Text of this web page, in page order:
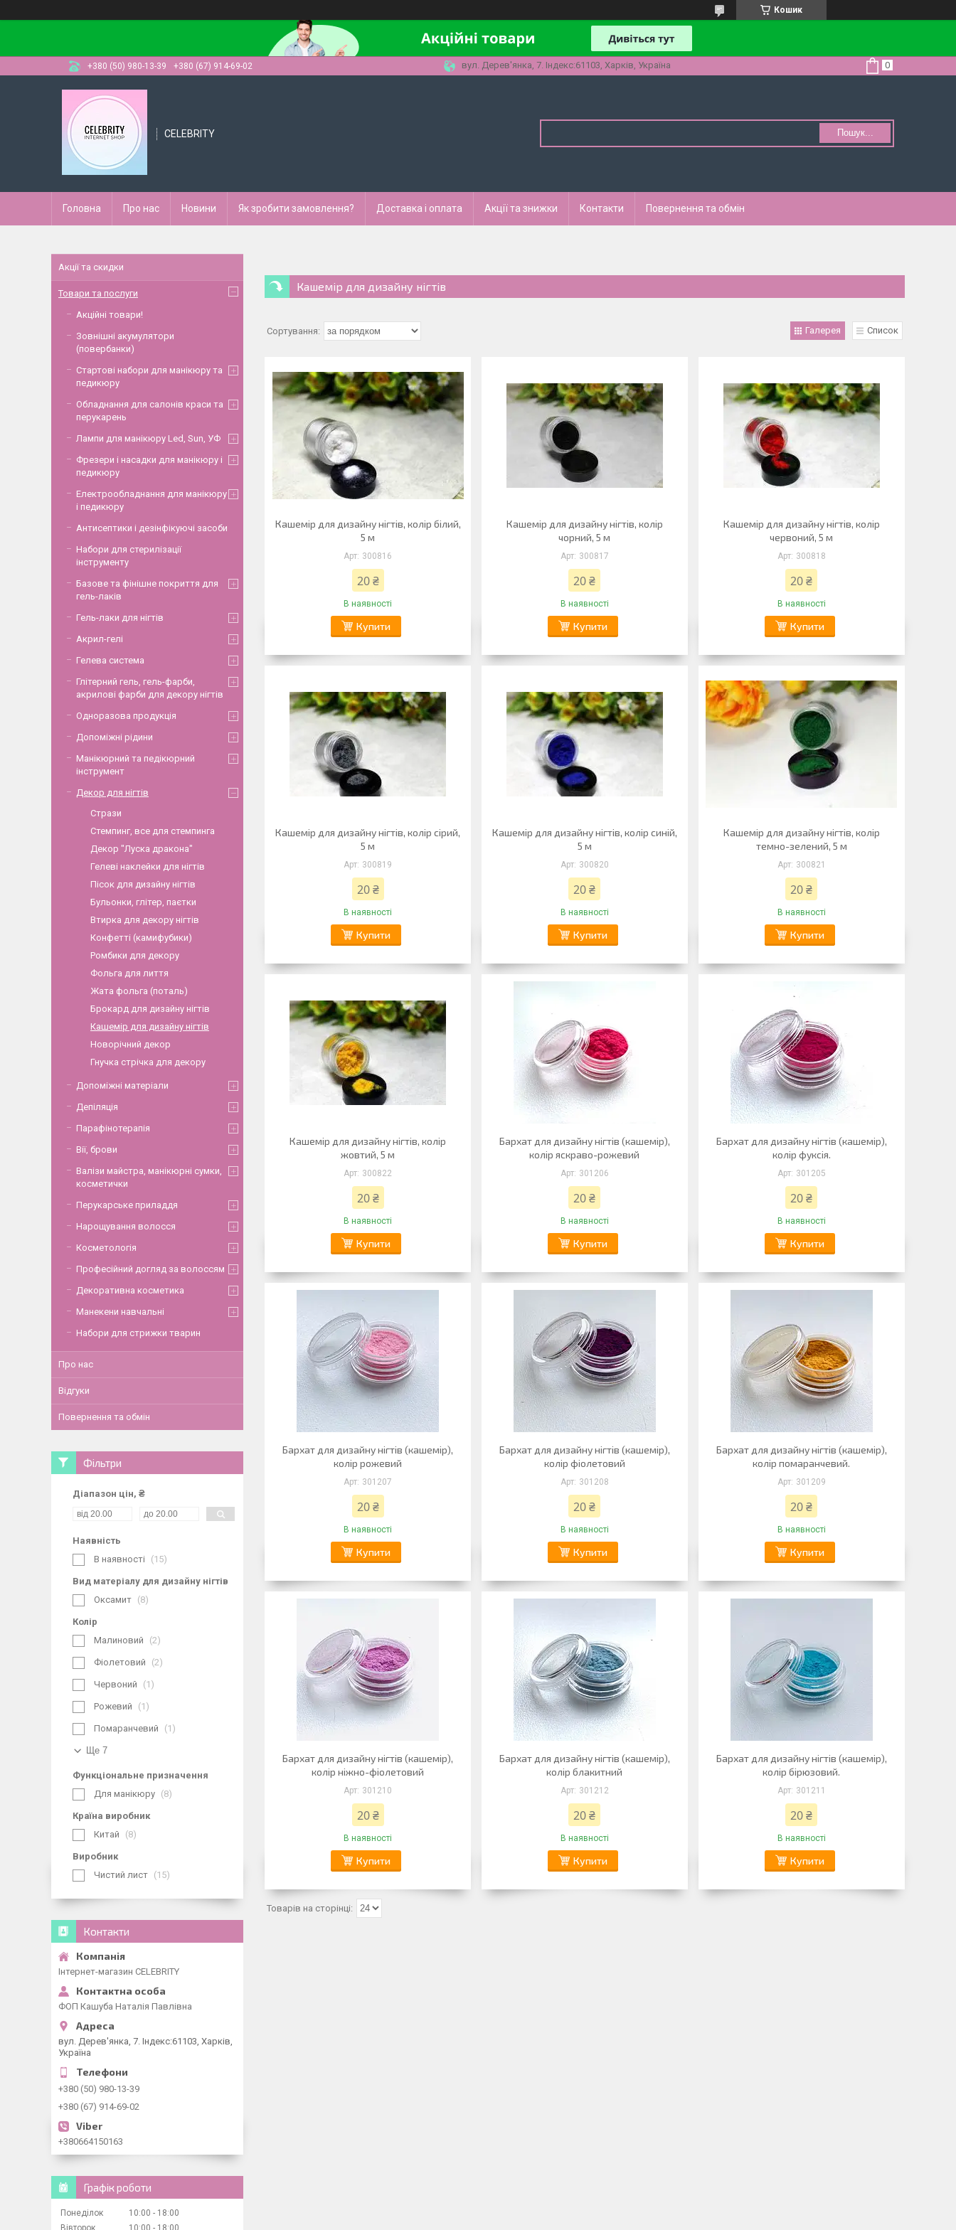
Кошик
+380 (50) 980-13-39 +380 (67) 914-69-02 вул. Дерев'янка, 7. Індекс:61103, Харків, Україна
CELEBRITY Пошук...
Головна Про нас Новини Як зробити замовлення? Доставка і оплата Акції та знижки Контакти Повернення та обмін
Кашемір для дизайну нігтів
Галерея Список
Кашемір для дизайну нігтів, колір білий,
5 м
300816
20 ₴
В наявності
Купити
Кашемір для дизайну нігтів, колір
чорний, 5 м
300817
20 ₴
В наявності
Купити
Кашемір для дизайну нігтів, колір
червоний, 5 м
300818
20 ₴
В наявності
Купити
Кашемір для дизайну нігтів, колір сірий,
5 м
300819
20 ₴
В наявності
Купити
Кашемір для дизайну нігтів, колір синій,
5 м
300820
20 ₴
В наявності
Купити
Кашемір для дизайну нігтів, колір
темно-зелений, 5 м
300821
20 ₴
В наявності
Купити
Кашемір для дизайну нігтів, колір
жовтий, 5 м
300822
20 ₴
В наявності
Купити
Бархат для дизайну нігтів (кашемір),
колір яскраво-рожевий
301206
20 ₴
В наявності
Купити
Бархат для дизайну нігтів (кашемір),
колір фуксія.
301205
20 ₴
В наявності
Купити
Бархат для дизайну нігтів (кашемір),
колір рожевий
301207
20 ₴
В наявності
Купити
Бархат для дизайну нігтів (кашемір),
колір фіолетовий
301208
20 ₴
В наявності
Купити
Бархат для дизайну нігтів (кашемір),
колір помаранчевий.
301209
20 ₴
В наявності
Купити
Бархат для дизайну нігтів (кашемір),
колір ніжно-фіолетовий
301210
20 ₴
В наявності
Купити
Бархат для дизайну нігтів (кашемір),
колір блакитний
301212
20 ₴
В наявності
Купити
Бархат для дизайну нігтів (кашемір),
колір бірюзовий.
301211
20 ₴
В наявності
Купити
Акції та скидки
Товари та послуги
Акційні товари!
Зовнішні акумулятори
(повербанки)
Стартові набори для манікюру та
педикюру
Обладнання для салонів краси та
перукарень
Лампи для манікюру Led, Sun, УФ
Фрезери і насадки для манікюру і
педикюру
Електрообладнання для манікюру
і педикюру
Антисептики і дезінфікуючі засоби
Набори для стерилізації
інструменту
Базове та фінішне покриття для
гель-лаків
Гель-лаки для нігтів
Акрил-гелі
Гелева система
Глітерний гель, гель-фарби,
акрилові фарби для декору нігтів
Одноразова продукція
Допоміжні рідини
Манікюрний та педікюрний
інструмент
Декор для нігтів
Стрази
Стемпинг, все для стемпинга
Декор "Луска дракона"
Гелеві наклейки для нігтів
Пісок для дизайну нігтів
Бульонки, глітер, паєтки
Втирка для декору нігтів
Конфетті (камифубики)
Ромбики для декору
Фольга для лиття
Жата фольга (поталь)
Брокард для дизайну нігтів
Кашемір для дизайну нігтів
Новорічний декор
Гнучка стрічка для декору
Допоміжні матеріали
Депіляція
Парафінотерапія
Вії, брови
Валізи майстра, манікюрні сумки,
косметички
Перукарське приладдя
Нарощування волосся
Косметологія
Професійний догляд за волоссям
Декоративна косметика
Манекени навчальні
Набори для стрижки тварин
Про нас
Відгуки
Повернення та обмін
Фільтри
Діапазон цін, ₴
Наявність
В наявності
15
Вид матеріалу для дизайну нігтів
Оксамит
8
Колір
Малиновий
2
Фіолетовий 2
Червоний 1
Рожевий 1
Помаранчевий 1
Ще 7
Функціональне призначення
Для манікюру
8
Країна виробник
Китай
8
Виробник
Чистий лист
15
Контакти
Інтернет-магазин CELEBRITY
ФОП Кашуба Наталія Павлівна
вул. Дерев'янка, 7. Індекс:61103, Харків,
Україна
+380 (50) 980-13-39
+380 (67) 914-69-02
+380664150163
Графік роботи
Понеділок 10:00
18:00
Вівторок
10:00 18:00